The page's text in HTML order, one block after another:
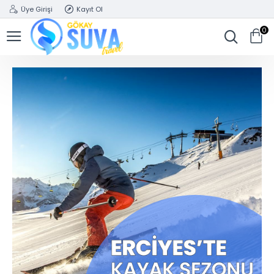
Üye Girişi Kayıt Ol
0